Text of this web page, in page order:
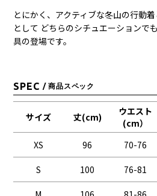
とにかく、アクティブな冬山の行動
として どちらのシチュエーションで
具の登場です。
SPEC / 商品スペック
サイズ 丈(cm)
ウエスト
(cm）
XS 96 70-76
S 100 76-81